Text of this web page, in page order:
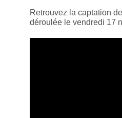
Retrouvez la captation
déroulée le vendredi 17